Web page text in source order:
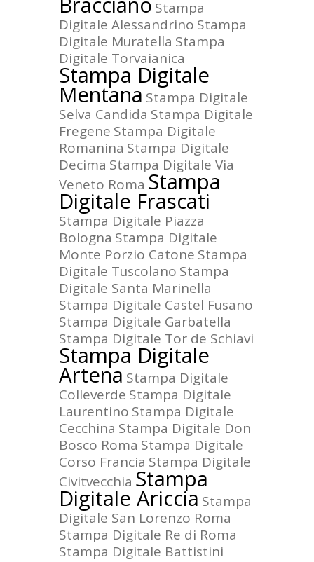
Stampa
Digitale Alessandrino Stampa
Digitale Muratella Stampa
Digitale Torvaianica
Stampa Digitale
Mentana Stampa Digitale
Selva Candida Stampa Digitale
Fregene Stampa Digitale
Romanina Stampa Digitale
Decima Stampa Digitale Via
Veneto Roma Stampa
Digitale Frascati
Stampa Digitale Piazza
Bologna Stampa Digitale
Monte Porzio Catone Stampa
Digitale Tuscolano Stampa
Digitale Santa Marinella
Stampa Digitale Castel Fusano
Stampa Digitale Garbatella
Stampa Digitale Tor de Schiavi
Stampa Digitale
Artena Stampa Digitale
Colleverde Stampa Digitale
Laurentino Stampa Digitale
Cecchina Stampa Digitale Don
Bosco Roma Stampa Digitale
Corso Francia Stampa Digitale
Civitvecchia Stampa
Digitale Ariccia Stampa
Digitale San Lorenzo Roma
Stampa Digitale Re di Roma
Stampa Digitale Battistini